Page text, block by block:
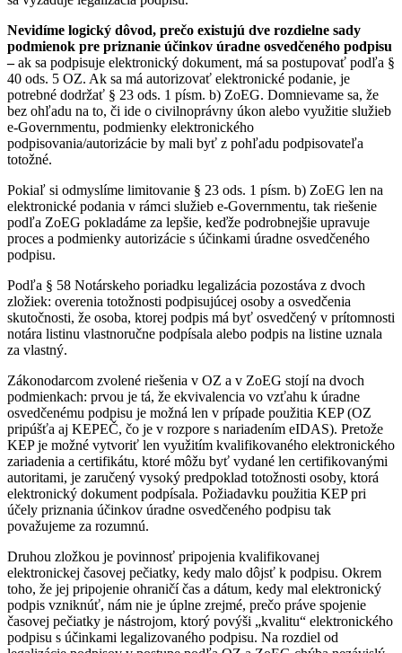
Nevidíme logický dôvod, prečo existujú dve rozdielne sady
podmienok pre priznanie účinkov úradne osvedčeného podpisu
–ak sa podpisuje elektronický dokument, má sa postupovať podľa §
40 ods. 5 OZ. Ak sa má autorizovať elektronické podanie, je
potrebné dodržať § 23 ods. 1 písm. b) ZoEG. Domnievame sa, že
bez ohľadu na to, či ide o civilnoprávny úkon alebo využitie služieb
e-Governmentu, podmienky elektronického
podpisovania/autorizácie by mali byť z pohľadu podpisovateľa
totožné.
Pokiaľ si odmyslíme limitovanie § 23 ods. 1 písm. b) ZoEG len na
elektronické podania v rámci služieb e-Governmentu, tak riešenie
podľa ZoEG pokladáme za lepšie, keďže podrobnejšie upravuje
proces a podmienky autorizácie s účinkami úradne osvedčeného
podpisu.
Podľa § 58 Notárskeho poriadku legalizácia pozostáva z dvoch
zložiek: overenia totožnosti podpisujúcej osoby a osvedčenia
skutočnosti, že osoba, ktorej podpis má byť osvedčený v prítomnosti
notára listinu vlastnoručne podpísala alebo podpis na listine uznala
za vlastný.
Zákonodarcom zvolené riešenia v OZ a v ZoEG stojí na dvoch
podmienkach: prvou je tá, že ekvivalencia vo vzťahu k úradne
osvedčenému podpisu je možná len v prípade použitia KEP (OZ
pripúšťa aj KEPEČ, čo je v rozpore s nariadením eIDAS). Pretože
KEP je možné vytvoriť len využitím kvalifikovaného elektronického
zariadenia a certifikátu, ktoré môžu byť vydané len certifikovanými
autoritami, je zaručený vysoký predpoklad totožnosti osoby, ktorá
elektronický dokument podpísala. Požiadavku použitia KEP pri
účely priznania účinkov úradne osvedčeného podpisu tak
považujeme za rozumnú.
Druhou zložkou je povinnosť pripojenia kvalifikovanej
elektronickej časovej pečiatky, kedy malo dôjsť k podpisu. Okrem
toho, že jej pripojenie ohraničí čas a dátum, kedy mal elektronický
podpis vzniknúť, nám nie je úplne zrejmé, prečo práve spojenie
časovej pečiatky je nástrojom, ktorý povýši „kvalitu“ elektronického
podpisu s účinkami legalizovaného podpisu. Na rozdiel od